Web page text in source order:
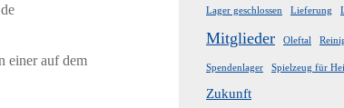
einer auf dem
Lager geschlossen Lieferung
Mitglieder Oleftal
Spendenlager Spielzeug für
Zukunft